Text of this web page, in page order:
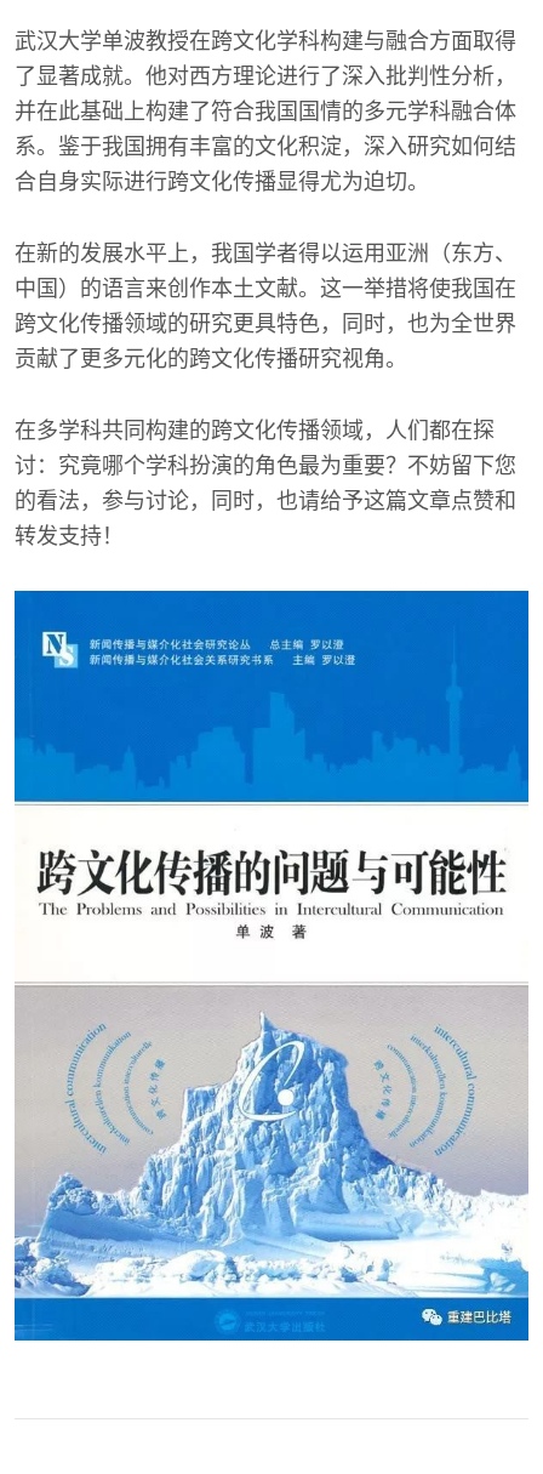
武汉大学单波教授在跨文化学科构建与融合方面取得
了显著成就。他对西方理论进行了深入批判性分析，
并在此基础上构建了符合我国国情的多元学科融合体
系。鉴于我国拥有丰富的文化积淀，深入研究如何结
合自身实际进行跨文化传播显得尤为迫切。
在新的发展水平上，我国学者得以运用亚洲（东方、
中国）的语言来创作本土文献。这一举措将使我国在
跨文化传播领域的研究更具特色，同时，也为全世界
贡献了更多元化的跨文化传播研究视角。
在多学科共同构建的跨文化传播领域，人们都在探
讨：究竟哪个学科扮演的角色最为重要？不妨留下您
的看法，参与讨论，同时，也请给予这篇文章点赞和
转发支持！